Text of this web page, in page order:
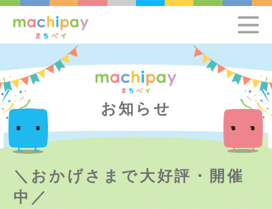
お知らせ
＼おかげさまで大好評・開催
中／